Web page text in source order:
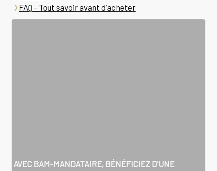
FAQ - Tout savoir avant d'acheter
AVEC BAM-MANDATAIRE, BÉNÉFICIEZ D'UNE